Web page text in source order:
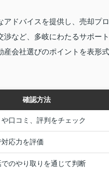
アドバイスを提供し、売却プロ
渉など、多岐にわたるサポート
産会社選びのポイントを表形式
確認方法
口コミ、評判をチェック
応力を評価
のやり取りを通じて判断